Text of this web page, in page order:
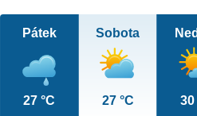
Pátek
27 °C
Sobota
27 °C 30